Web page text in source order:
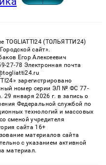
TOGLIATTI24 (ТОЛЬЯТТИ24)
сайт».
Егор Алексеевич
27-78 Электронная почта
зарегистрировано
номер серии ЭЛ № ФС 77-
29 января 2026 г. в запись о
Федеральной службой по
технологий и массовых
сменой учредителя
сайта 16+
материалов сайта
с указанием активной
материал.